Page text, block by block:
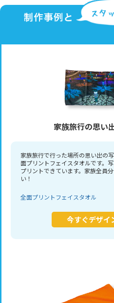
家族旅行の思い
家族旅行で行った場所の思い出の
面プリントフェイスタオルです。
プリントできています。家族全員
い！
全面プリントフェイスタオル
今すぐデザイ